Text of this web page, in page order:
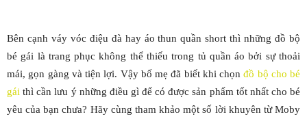
Bên cạnh váy vóc điệu đà hay áo thun quần short thì những đồ bộ
bé gái là trang phục không thể thiếu trong tủ quần áo bởi sự thoải
mái, gọn gàng và tiện lợi. Vậy bố mẹ đã biết khi chọnđồ bộ cho bé
gái thì cần lưu ý những điều gì để có được sản phẩm tốt nhất cho bé
yêu của bạn chưa? Hãy cùng tham khảo một số lời khuyên từ Moby